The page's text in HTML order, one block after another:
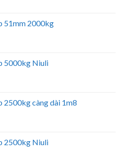
51mm 2000kg
5000kg Niuli
2500kg càng dài 1m8
2500kg Niuli